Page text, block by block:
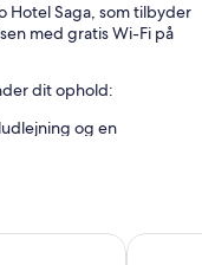
Hotel Saga, som tilbyder
med gratis Wi-Fi på
dit ophold:
og en
til morgenmaden, den
Wakeup